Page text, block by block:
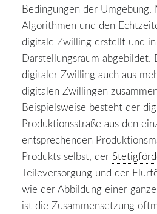
Bedingungen der Umgebung.
Algorithmen und den
digitale Zwilling erstellt und
Darstellungsraum abgebildet.
digitaler Zwilling auch aus
digitalen Zwillingen
Beispielsweise besteht der
Produktionsstraße aus den
entsprechenden
Produkts selbst, der
Teileversorgung und der
wie der Abbildung einer
ist die Zusammensetzung